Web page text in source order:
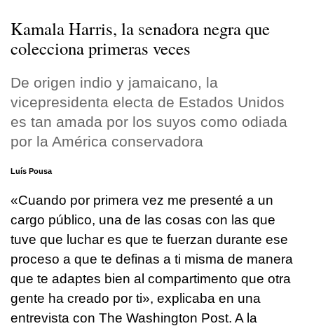
Kamala Harris, la senadora negra que
colecciona primeras veces
De origen indio y jamaicano, la
vicepresidenta electa de Estados Unidos
es tan amada por los suyos como odiada
por la América conservadora
Luís Pousa
«Cuando por primera vez me presenté a un
cargo público, una de las cosas con las que
tuve que luchar es que te fuerzan durante ese
proceso a que te definas a ti misma de manera
que te adaptes bien al compartimento que otra
gente ha creado por ti», explicaba en una
entrevista con The Washington Post. A la